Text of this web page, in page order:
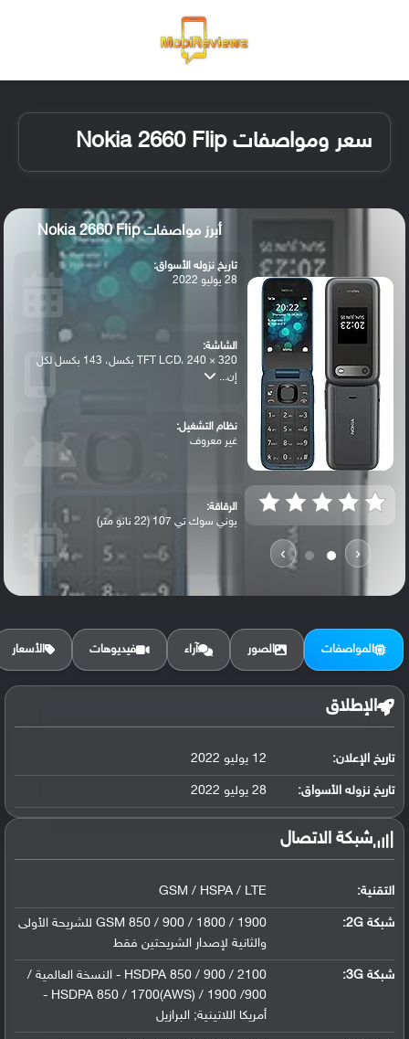
سعر ومواصفات Nokia 2660 Flip
‹
›
أبرز مواصفات Nokia 2660 Flip
تاريخ نزوله الأسواق:
28 يوليو 2022
الشاشة:
TFT LCD، 240 × 320 بكسل، 143 بكسل لكل
إن...
نظام التشغيل:
غير معروف
الرقاقة:
يوني سوك تي 107 (22 نانو متر)
الرام / التخزين:
البطارية:
ليثيوم أيون سعة 1450 مللي أمبير, قابلة ل...
المواصفات الصور آراء فيديوهات الأسعار
الإطلاق
تاريخ الإعلان: 12 يوليو 2022
تاريخ نزوله الأسواق: 28 يوليو 2022
شبكة الاتصال
التقنية: GSM / HSPA / LTE
شبكة 2G:
GSM 850 / 900 / 1800 / 1900 للشريحة الأولى
والثانية لإصدار الشريحتين فقط
شبكة 3G :
HSDPA 850 / 900 / 2100 - النسخة العالمية /
HSDPA 850 / 1700(AWS) / 1900 /900 -
أمريكا اللاتينية; البرازيل